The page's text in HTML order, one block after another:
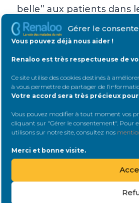
Gérer le
Vous pouvez déjà nous aider !
Renaloo est très respectueuse de
Ce site utilise des cookies destinés à
à vous permettre de partager de
Votre accord sera très précieux
Vous pouvez modifier à tout moment vos
cliquant sur "Gérer le consentement". Pour
utilisons sur notre site, consultez nos
Merci et bonne visite.
belle” aux patients dans
d’ambassadeurs. Tout
médecins. Désolant !
4 juillet 2023 à 20 h 22 min
Renaloo
Message(s)1539
avez demandé leur